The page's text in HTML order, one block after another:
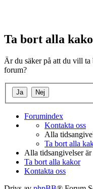
Ta bort alla
Är du säker på att du vill ta
forum?
Forumindex
Kontakta oss
Alla
Ta bort alla
Alla tidsangivelser
Ta bort alla kakor
Kontakta oss